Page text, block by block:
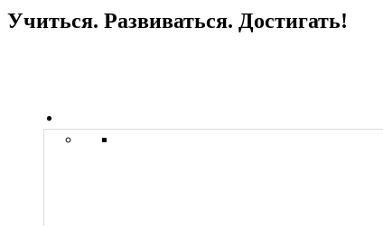
Учиться. Развиваться. Достигать!